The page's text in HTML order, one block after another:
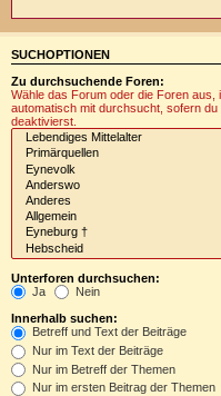
SUCHOPTIONEN
Zu durchsuchende Foren:
Wähle das Forum oder die Foren
automatisch mit durchsucht, sofern
deaktivierst.
Unterforen durchsuchen:
Ja
Nein
Innerhalb suchen:
Betreff und Text der Beiträge
Nur im Text der Beiträge
Nur im Betreff der Themen
Nur im ersten Beitrag der Themen